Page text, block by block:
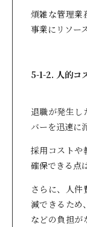
煩雑な管理業
事業にリソー
5-1-2. 人的コ
退職が発生し
バーを迅速に
採用コストや
確保できる点
さらに、人件
減できるため
などの負担が